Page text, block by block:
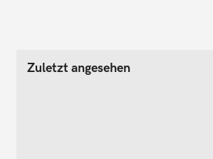
Zuletzt angesehen